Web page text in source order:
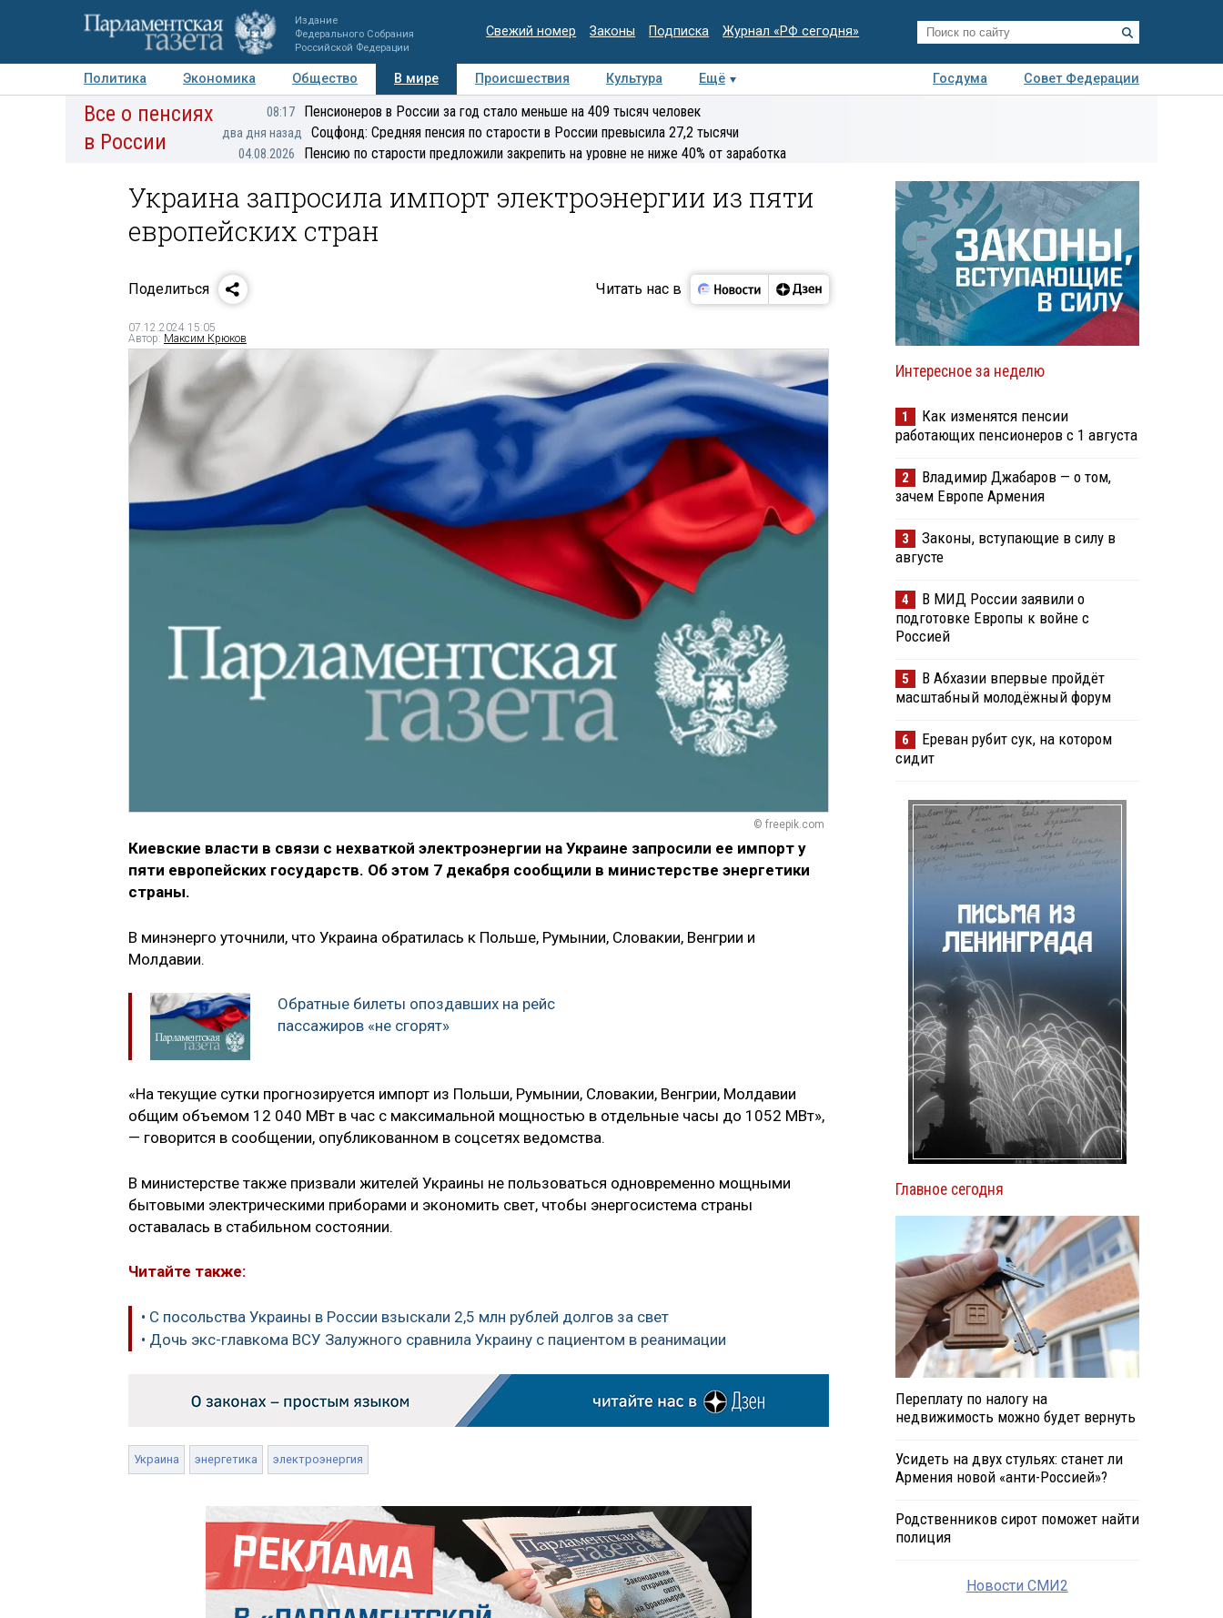
Издание
Федерального Собрания
Российской Федерации
Свежий номер Законы Подписка Журнал «РФ сегодня»
Политика Экономика Общество В мире Происшествия Культура Ещё Госдума
Совет Федерации
Авторы Персоны Мнения Регионы Медиацентр Интервью Колумнисты
Все о пенсиях
в России
08:17 Пенсионеров в России за год стало меньше на 409 тысяч человек
два дня назад Соцфонд: Средняя пенсия по старости в России превысила 27,2 тысячи
04.08.2026 Пенсию по старости предложили закрепить на уровне не ниже 40% от заработка
Украина запросила импорт электроэнергии из пяти
европейских стран
Поделиться Читать нас в
07.12.2024 15:05
Автор: Максим Крюков
© freepik.com
Киевские власти в связи с нехваткой электроэнергии на Украине запросили ее импорт у
пяти европейских государств. Об этом 7 декабря сообщили в министерстве энергетики
страны.
В минэнерго уточнили, что Украина обратилась к Польше, Румынии, Словакии, Венгрии и
Молдавии.
Обратные билеты опоздавших на рейс
пассажиров «не сгорят»
«На текущие сутки прогнозируется импорт из Польши, Румынии, Словакии, Венгрии, Молдавии
общим объемом 12 040 МВт в час с максимальной мощностью в отдельные часы до 1052 МВт»,
— говорится в сообщении, опубликованном в соцсетях ведомства.
В министерстве также призвали жителей Украины не пользоваться одновременно мощными
бытовыми электрическими приборами и экономить свет, чтобы энергосистема страны
оставалась в стабильном состоянии.
Читайте также:
• С посольства Украины в России взыскали 2,5 млн рублей долгов за свет
• Дочь экс-главкома ВСУ Залужного сравнила Украину с пациентом в реанимации
Украина энергетика электроэнергия
Интересное за неделю
1
Как изменятся пенсии
работающих пенсионеров с 1 августа
2
Владимир Джабаров — о том,
зачем Европе Армения
3
Законы, вступающие в силу в
августе
4
В МИД России заявили о
подготовке Европы к войне с
Россией
5
В Абхазии впервые пройдёт
масштабный молодёжный форум
6
Ереван рубит сук, на котором
сидит
Главное сегодня
Переплату по налогу на
недвижимость можно будет вернуть
Усидеть на двух стульях: станет ли
Армения новой «анти-Россией»?
Родственников сирот поможет найти
полиция
Новости СМИ2